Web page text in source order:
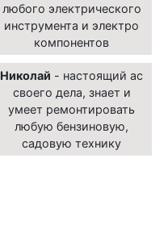
любого электрического
инструмента и электро
компонентов
Николай - настоящий ас
своего дела, знает и
умеет ремонтировать
любую бензиновую,
садовую технику